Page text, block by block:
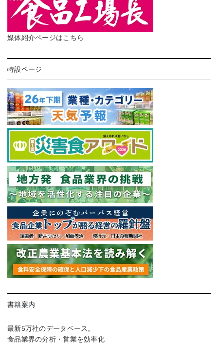
媒体紹介ページはこちら
特設ページ
書籍案内
最新5万社のデータベース。
食品業界の分析・営業を効率化